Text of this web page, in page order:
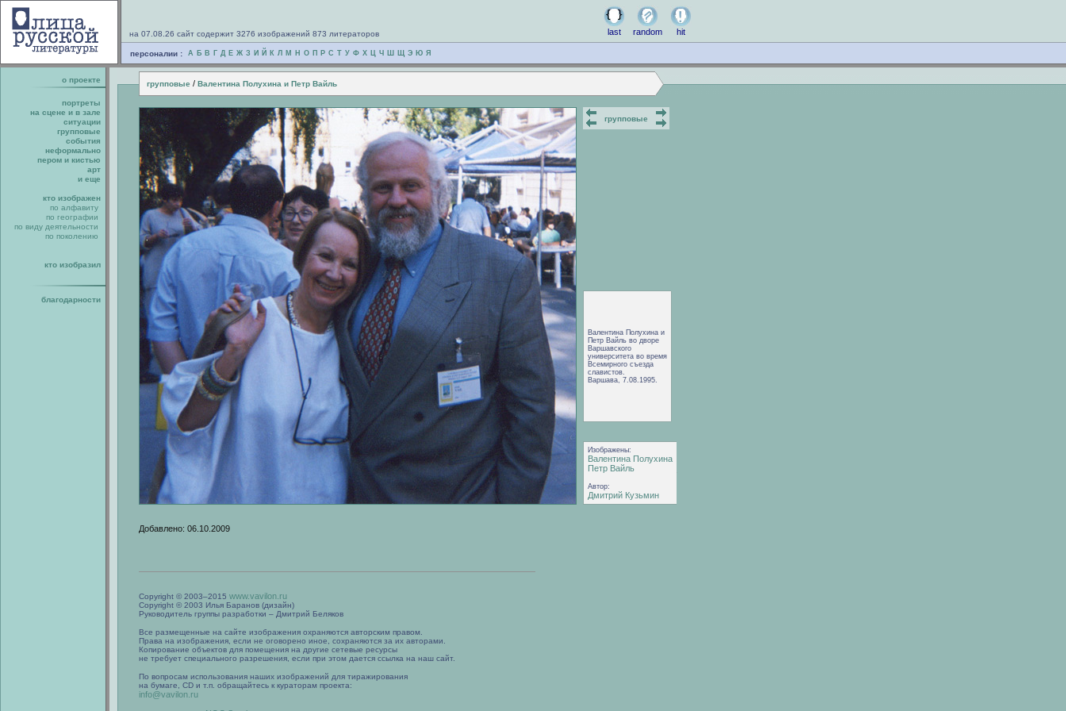
на 07.08.26 сайт содержит 3276 изображений 873 литераторов last random hit
персоналии : А Б В Г Д Е Ж З И Й К Л М Н О П Р С Т У Ф Х Ц Ч Ш Щ Э Ю Я
о проекте групповые / Валентина Полухина и Петр Вайль
портреты
на сцене и в зале
ситуации
групповые
события
неформально
пером и кистью
арт
и еще
кто изображен
по алфавиту
по географии
по виду деятельности
по поколению
кто изобразил
благодарности
групповые
Валентина Полухина и
Петр Вайль во дворе
Варшавского
университета во время
Всемирного съезда
славистов.
Варшава, 7.08.1995.
Изображены:
Валентина Полухина
Петр Вайль
Автор:
Дмитрий Кузьмин
Добавлено: 06.10.2009
Copyright © 2003–2015 www.vavilon.ru
Copyright © 2003 Илья Баранов (дизайн)
Руководитель группы разработки – Дмитрий Беляков
Все размещенные на сайте изображения охраняются авторским правом.
Права на изображения, если не оговорено иное, сохраняются за их авторами.
Копирование объектов для помещения на другие сетевые ресурсы
не требует специального разрешения, если при этом дается ссылка на наш сайт.
По вопросам использования наших изображений для тиражирования
на бумаге, CD и т.п. обращайтесь к кураторам проекта:
info@vavilon.ru